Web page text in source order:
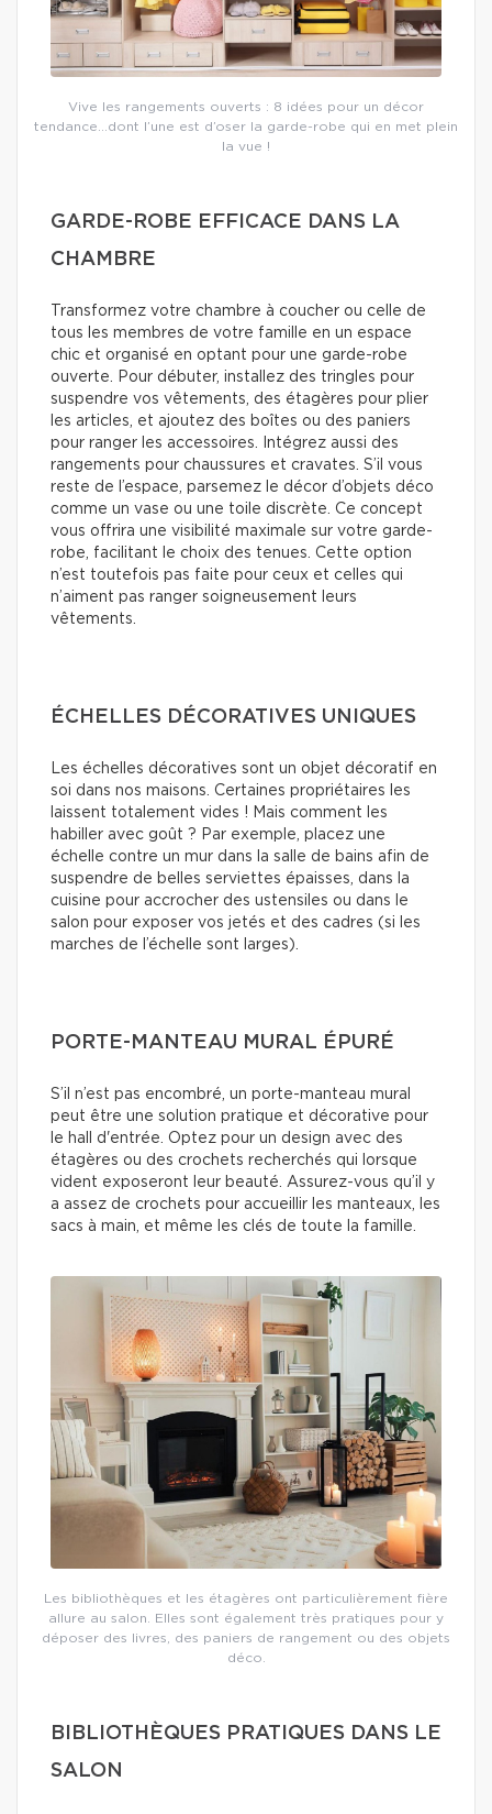
Vive les rangements ouverts : 8 idées pour un décor
tendance…dont l’une est d’oser la garde-robe qui en met plein
la vue !
GARDE-ROBE EFFICACE DANS LA
CHAMBRE
Transformez votre chambre à coucher ou celle de
tous les membres de votre famille en un espace
chic et organisé en optant pour une garde-robe
ouverte. Pour débuter, installez des tringles pour
suspendre vos vêtements, des étagères pour plier
les articles, et ajoutez des boîtes ou des paniers
pour ranger les accessoires. Intégrez aussi des
rangements pour chaussures et cravates. S’il vous
reste de l’espace, parsemez le décor d’objets déco
comme un vase ou une toile discrète. Ce concept
vous offrira une visibilité maximale sur votre garde-
robe, facilitant le choix des tenues. Cette option
n’est toutefois pas faite pour ceux et celles qui
n’aiment pas ranger soigneusement leurs
vêtements.
ÉCHELLES DÉCORATIVES UNIQUES
Les échelles décoratives sont un objet décoratif en
soi dans nos maisons. Certaines propriétaires les
laissent totalement vides ! Mais comment les
habiller avec goût ? Par exemple, placez une
échelle contre un mur dans la salle de bains afin de
suspendre de belles serviettes épaisses, dans la
cuisine pour accrocher des ustensiles ou dans le
salon pour exposer vos jetés et des cadres (si les
marches de l’échelle sont larges).
PORTE-MANTEAU MURAL ÉPURÉ
S’il n’est pas encombré, un porte-manteau mural
peut être une solution pratique et décorative pour
le hall d'entrée. Optez pour un design avec des
étagères ou des crochets recherchés qui lorsque
vident exposeront leur beauté. Assurez-vous qu’il y
a assez de crochets pour accueillir les manteaux, les
sacs à main, et même les clés de toute la famille.
Les bibliothèques et les étagères ont particulièrement fière
allure au salon. Elles sont également très pratiques pour y
déposer des livres, des paniers de rangement ou des objets
déco.
BIBLIOTHÈQUES PRATIQUES DANS LE
SALON